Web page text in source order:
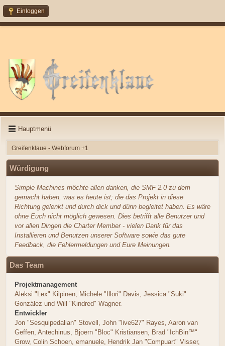
Einloggen
Hauptmenü
Greifenklaue - Webforum +1
Würdigung
Simple Machines möchte allen danken, die SMF 2.0 zu dem
gemacht haben, was es heute ist; die das Projekt in diese
Richtung gelenkt und durch dick und dünn begleitet haben. Es wäre
ohne Euch nicht möglich gewesen. Dies betrifft alle Benutzer und
vor allen Dingen die Charter Member - vielen Dank für das
Installieren und Benutzen unserer Software sowie das gute
Feedback, die Fehlermeldungen und Eure Meinungen.
Das Team
Projektmanagement
Aleksi "Lex" Kilpinen, Michele "Illori" Davis, Jessica "Suki"
González und Will "Kindred" Wagner.
Entwickler
Jon "Sesquipedalian" Stovell, John "live627" Rayes, Aaron van
Geffen, Antechinus, Bjoern "Bloc" Kristiansen, Brad "IchBin™"
Grow, Colin Schoen, emanuele, Hendrik Jan "Compuart" Visser,